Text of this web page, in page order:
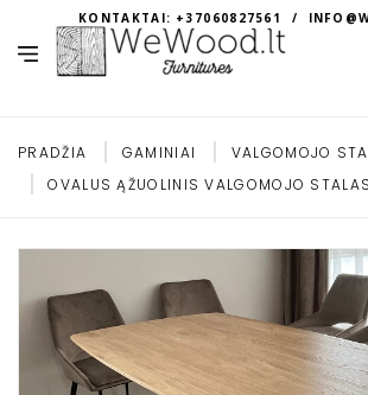
KONTAKTAI: +37060827561 /
PRADŽIA GAMINIAI
VALGOMOJO
OVALUS ĄŽUOLINIS VALGOMOJO